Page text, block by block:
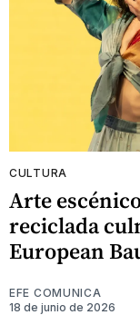
CULTURA
Arte
reciclada
European
EFE COMUNICA
18 de junio de 2026